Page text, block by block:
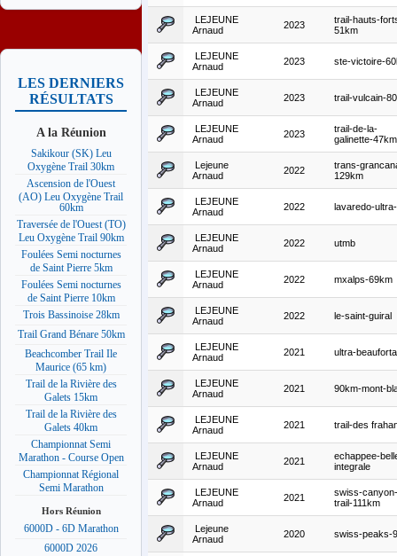
LES DERNIERS
RÉSULTATS
A la Réunion
Sakikour (SK) Leu
Oxygène Trail 30km
Ascension de l'Ouest
(AO) Leu Oxygène Trail
60km
Traversée de l'Ouest (TO)
Leu Oxygène Trail 90km
Foulées Semi nocturnes
de Saint Pierre 5km
Foulées Semi nocturnes
de Saint Pierre 10km
Trois Bassinoise 28km
Trail Grand Bénare 50km
Beachcomber Trail Ile
Maurice (65 km)
Trail de la Rivière des
Galets 15km
Trail de la Rivière des
Galets 40km
Championnat Semi
Marathon - Course Open
Championnat Régional
Semi Marathon
Hors Réunion
6000D - 6D Marathon
6000D 2026
LEJEUNE
Arnaud
2023
trail-hauts-
51km
LEJEUNE
Arnaud
2023 ste-victoire-
LEJEUNE
Arnaud
2023 trail-vulcain-
LEJEUNE
Arnaud
2023
trail-de-la-
galinette-47km
Lejeune
Arnaud
2022
trans-
129km
LEJEUNE
Arnaud
2022 lavaredo-
LEJEUNE
Arnaud
2022 utmb
LEJEUNE
Arnaud
2022 mxalps-69km
LEJEUNE
Arnaud
2022 le-saint-guiral
LEJEUNE
Arnaud
2021 ultra-
LEJEUNE
Arnaud
2021 90km-mont-
LEJEUNE
Arnaud
2021 trail-des
LEJEUNE
Arnaud
2021
echappee-
integrale
LEJEUNE
Arnaud
2021
swiss-canyon-
trail-111km
Lejeune
Arnaud
2020 swiss-peaks-